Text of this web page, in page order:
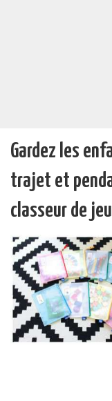
Gardez les
trajet et
classeur de